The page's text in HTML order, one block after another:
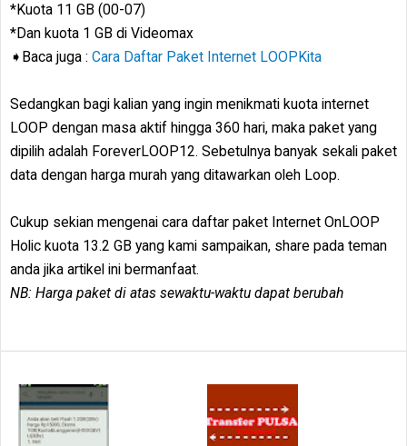
*Kuota 11 GB (00-07)
*Dan kuota 1 GB di Videomax
➧Baca juga : Cara Daftar Paket Internet LOOPKita
Sedangkan bagi kalian yang ingin menikmati kuota internet
LOOP dengan masa aktif hingga 360 hari, maka paket yang
dipilih adalah ForeverLOOP12. Sebetulnya banyak sekali paket
data dengan harga murah yang ditawarkan oleh Loop.
Cukup sekian mengenai cara daftar paket Internet OnLOOP
Holic kuota 13.2 GB yang kami sampaikan, share pada teman
anda jika artikel ini bermanfaat.
NB: Harga paket di atas sewaktu-waktu dapat berubah